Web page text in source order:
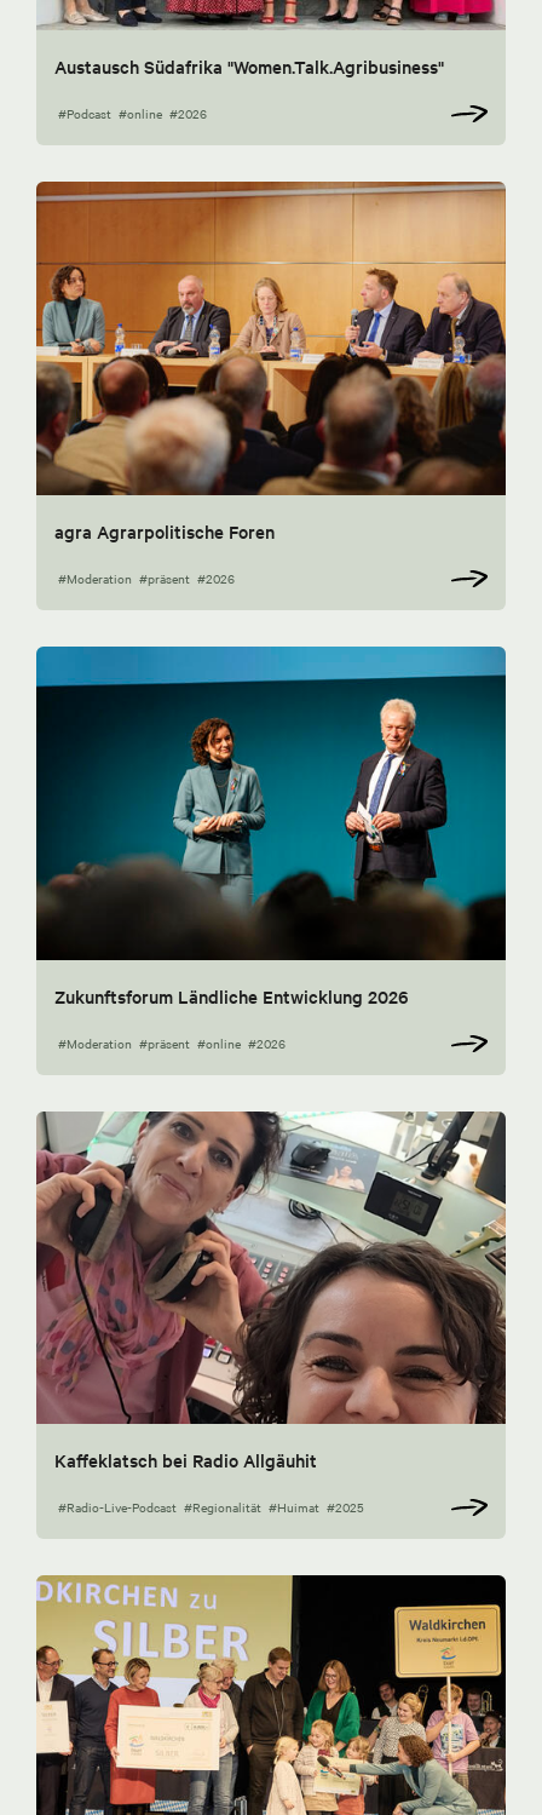
Austausch Südafrika "Women.Talk.Agribusiness"
#Podcast #online #2026
agra Agrarpolitische Foren
#Moderation #präsent #2026
Zukunftsforum Ländliche Entwicklung 2026
#Moderation #präsent #online #2026
Kaffeklatsch bei Radio Allgäuhit
#Radio-Live-Podcast #Regionalität #Huimat #2025